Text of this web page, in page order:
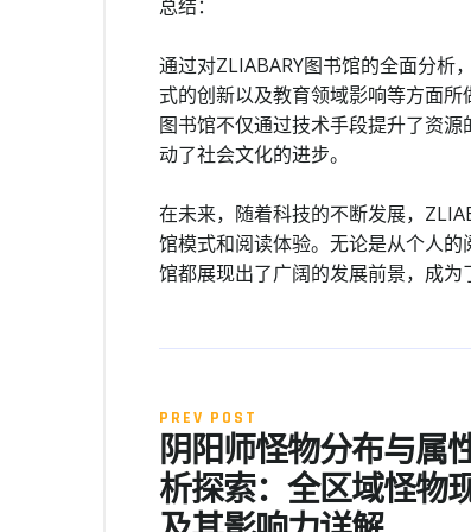
总结：
通过对ZLIABARY图书馆的全面分析
式的创新以及教育领域影响等方面
图书馆不仅通过技术手段提升了资
动了社会文化的进步。
在未来，随着科技的不断发展，
馆模式和阅读体验。无论是从个人
馆都展现出了广阔的发展前景，成为
PREV POST
阴阳师怪物分布与属
析探索：全区域怪物